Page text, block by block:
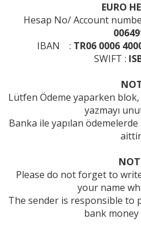
EURO
Hesap No/Account
IBAN : TR06 0006
SWIFT :
Lütfen Ödeme yaparken
yazmayı
Banka ile yapılan ödemelerde
Please do not forget to
your name
The sender is responsible to
bank